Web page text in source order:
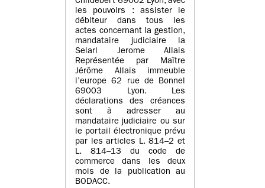
les pouvoirs : assister le
débiteur dans tous les
actes concernant la gestion,
mandataire judiciaire la
Selarl Jerome Allais
Représentée par Maître
Jérôme Allais immeuble
l’europe 62 rue de Bonnel
69003 Lyon. Les
déclarations des créances
sont à adresser au
mandataire judiciaire ou sur
le portail électronique prévu
par les articles L. 814–2 et
L. 814–13 du code de
commerce dans les deux
mois de la publication au
BODACC.